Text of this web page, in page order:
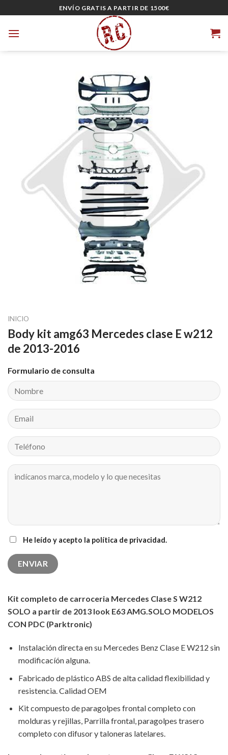
content
ENVÍO GRATIS A PARTIR DE 1500€
INICIO
Body kit amg63 Mercedes clase E w212
de 2013-2016
Formulario de consulta
He leído y acepto la política de privacidad.
Kit completo de carroceria Mercedes Clase S W212
SOLO a partir de 2013 look E63 AMG.SOLO MODELOS
CON PDC (Parktronic)
Instalación directa en su Mercedes Benz Clase E W212 sin
modificacíón alguna.
Fabricado de plástico ABS de alta calidad flexibilidad y
resistencia. Calidad OEM
Kit compuesto de paragolpes frontal completo con
molduras y rejillas, Parrilla frontal, paragolpes trasero
completo con difusor y taloneras latelares.